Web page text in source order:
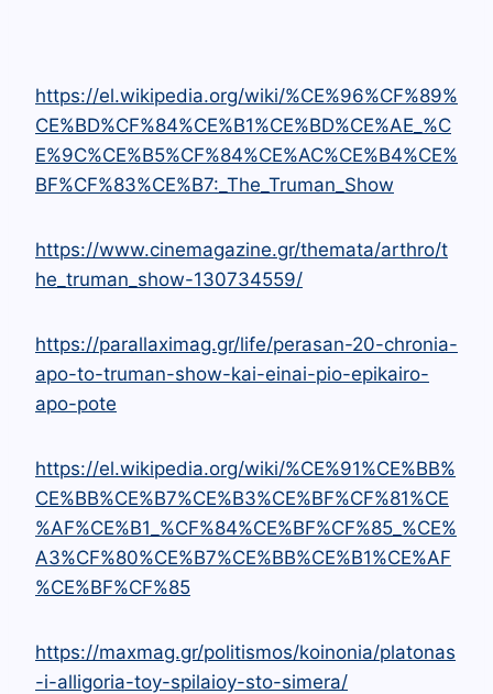
https://el.wikipedia.org/wiki/%CE%96%CF%89%
CE%BD%CF%84%CE%B1%CE%BD%CE%AE_%C
E%9C%CE%B5%CF%84%CE%AC%CE%B4%CE%
BF%CF%83%CE%B7:_The_Truman_Show
https://www.cinemagazine.gr/themata/arthro/t
he_truman_show-130734559/
https://parallaximag.gr/life/perasan-20-chronia-
apo-to-truman-show-kai-einai-pio-epikairo-
apo-pote
https://el.wikipedia.org/wiki/%CE%91%CE%BB%
CE%BB%CE%B7%CE%B3%CE%BF%CF%81%CE
%AF%CE%B1_%CF%84%CE%BF%CF%85_%CE%
A3%CF%80%CE%B7%CE%BB%CE%B1%CE%AF
%CE%BF%CF%85
https://maxmag.gr/politismos/koinonia/platonas
-i-alligoria-toy-spilaioy-sto-simera/